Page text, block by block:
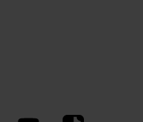
PinterestYouTube TikTok